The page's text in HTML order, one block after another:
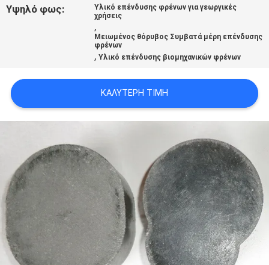
POLICY
Υψηλό φως:
Υλικό επένδυσης φρένων για γεωργικές
χρήσεις
,
Μειωμένος θόρυβος Συμβατά μέρη επένδυσης
φρένων
,Υλικό επένδυσης βιομηχανικών φρένων
ΚΑΛΎΤΕΡΗ ΤΙΜΉ